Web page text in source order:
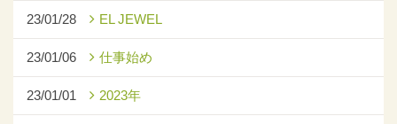
23/01/28 EL JEWEL
23/01/06 仕事始め
23/01/01 2023年